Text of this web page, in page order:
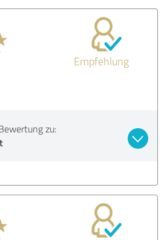
Empfehlung
zu: